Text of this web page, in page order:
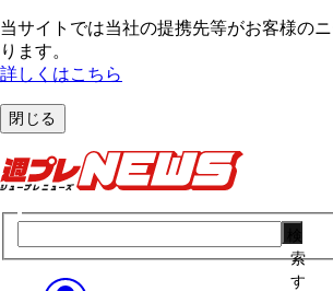
当サイトでは当社の提携先等がお客様の
ります。
詳しくはこちら
閉じる
索
す